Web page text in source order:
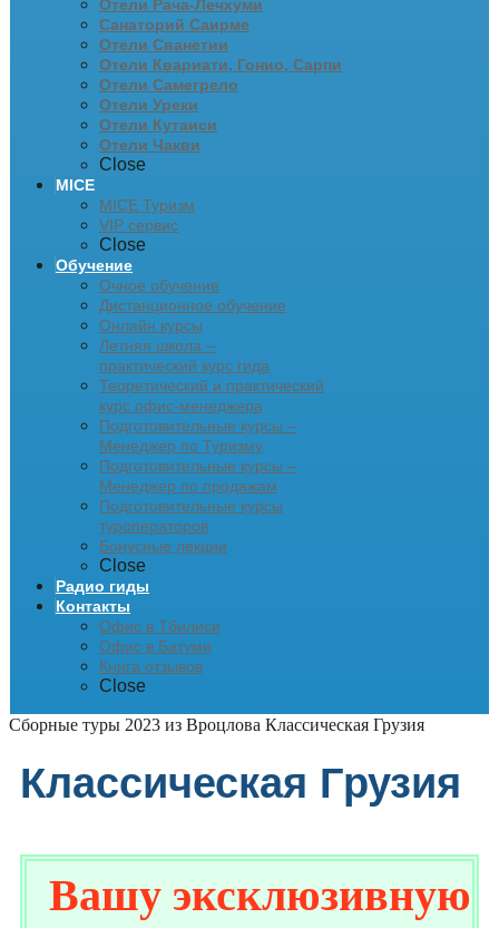
Отели Рача-Лечхуми
Санаторий Саирме
Отели Сванетии
Отели Квариати, Гонио, Сарпи
Отели Самегрело
Отели Уреки
Отели Кутаиси
Отели Чакви
Close
MICE
MICE Туризм
VIP сервис
Close
Обучение
Очное обучение
Дистанционное обучение
Онлайн курсы
Летняя школа –
практический курс гида
Теоретический и практический
курс офис-менеджера
Подготовительные курсы –
Менеджер по Туризму
Подготовительные курсы –
Менеджер по продажам
Подготовительные курсы
туроператоров
Бонусные лекции
Close
Радио гиды
Контакты
Офис в Тбилиси
Офис в Батуми
Книга отзывов
Close
Сборные туры 2023 из Вроцлова Классическая Грузия
Классическая Грузия
Вашу эксклюзивную